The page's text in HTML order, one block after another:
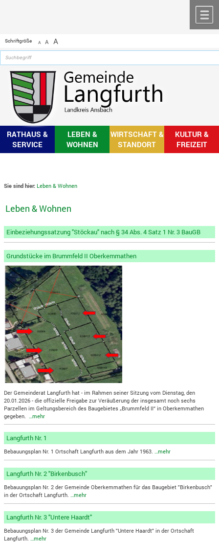
Schriftgröße A A A
RATHAUS &
SERVICE
LEBEN &
WOHNEN
WIRTSCHAFT &
STANDORT
KULTUR &
FREIZEIT
Sie sind hier: Leben & Wohnen
Leben & Wohnen
Einbeziehungssatzung "Stöckau" nach § 34 Abs. 4 Satz 1 Nr. 3 BauGB
Grundstücke im Brummfeld II Oberkemmathen
Der Gemeinderat Langfurth hat - im Rahmen seiner Sitzung vom Dienstag, den
20.01.2026 - die offizielle Freigabe zur Veräußerung der insgesamt noch sechs
Parzellen im Geltungsbereich des Baugebietes „Brummfeld II“ in Oberkemmathen
gegeben.
…mehr
Langfurth Nr. 1
Bebauungsplan Nr. 1 Ortschaft Langfurth aus dem Jahr 1963.…mehr
Langfurth Nr. 2 "Birkenbusch"
Bebauungsplan Nr. 2 der Gemeinde Oberkemmathen für das Baugebiet "Birkenbusch"
in der Ortschaft Langfurth.…mehr
Langfurth Nr. 3 "Untere Haardt"
Bebauungsplan Nr. 3 der Gemeinde Langfurth "Untere Haardt" in der Ortschaft
Langfurth.…mehr